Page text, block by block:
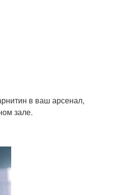
в ваш арсенал,
зале.